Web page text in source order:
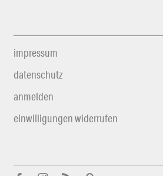
impressum
datenschutz
anmelden
einwilligungen widerrufen